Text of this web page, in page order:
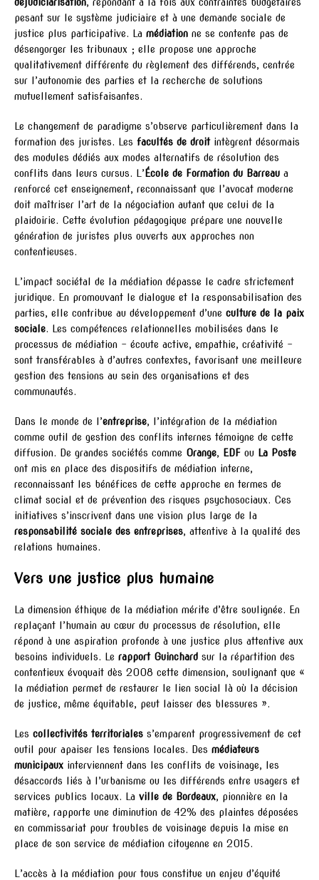
pesant sur le système judiciaire et à une demande sociale de
justice plus participative. La médiation ne se contente pas de
désengorger les tribunaux ; elle propose une approche
qualitativement différente du règlement des différends, centrée
sur l’autonomie des parties et la recherche de solutions
mutuellement satisfaisantes.
Le changement de paradigme s’observe particulièrement dans la
formation des juristes. Les facultés de droitintègrent désormais
des modules dédiés aux modes alternatifs de résolution des
conflits dans leurs cursus. L’ École de Formation du Barreau a
renforcé cet enseignement, reconnaissant que l’avocat moderne
doit maîtriser l’art de la négociation autant que celui de la
plaidoirie. Cette évolution pédagogique prépare une nouvelle
génération de juristes plus ouverts aux approches non
contentieuses.
L’impact sociétal de la médiation dépasse le cadre strictement
juridique. En promouvant le dialogue et la responsabilisation des
parties, elle contribue au développement d’une culture de la paix
sociale. Les compétences relationnelles mobilisées dans le
processus de médiation – écoute active, empathie, créativité –
sont transférables à d’autres contextes, favorisant une meilleure
gestion des tensions au sein des organisations et des
communautés.
Dans le monde de l’entreprise, l’intégration de la médiation
comme outil de gestion des conflits internes témoigne de cette
diffusion. De grandes sociétés comme Orange, EDF ou La Poste
ont mis en place des dispositifs de médiation interne,
reconnaissant les bénéfices de cette approche en termes de
climat social et de prévention des risques psychosociaux. Ces
initiatives s’inscrivent dans une vision plus large de la
responsabilité sociale des entreprises, attentive à la qualité des
relations humaines.
Vers une justice plus humaine
La dimension éthique de la médiation mérite d’être soulignée. En
replaçant l’humain au cœur du processus de résolution, elle
répond à une aspiration profonde à une justice plus attentive aux
besoins individuels. Le rapport Guinchard sur la répartition des
contentieux évoquait dès 2008 cette dimension, soulignant que «
la médiation permet de restaurer le lien social là où la décision
de justice, même équitable, peut laisser des blessures ».
Les collectivités territoriales s’emparent progressivement de cet
outil pour apaiser les tensions locales. Des médiateurs
municipaux interviennent dans les conflits de voisinage, les
désaccords liés à l’urbanisme ou les différends entre usagers et
services publics locaux. La ville de Bordeaux, pionnière en la
matière, rapporte une diminution de 42% des plaintes déposées
en commissariat pour troubles de voisinage depuis la mise en
place de son service de médiation citoyenne en 2015.
L’accès à la médiation pour tous constitue un enjeu d’équité